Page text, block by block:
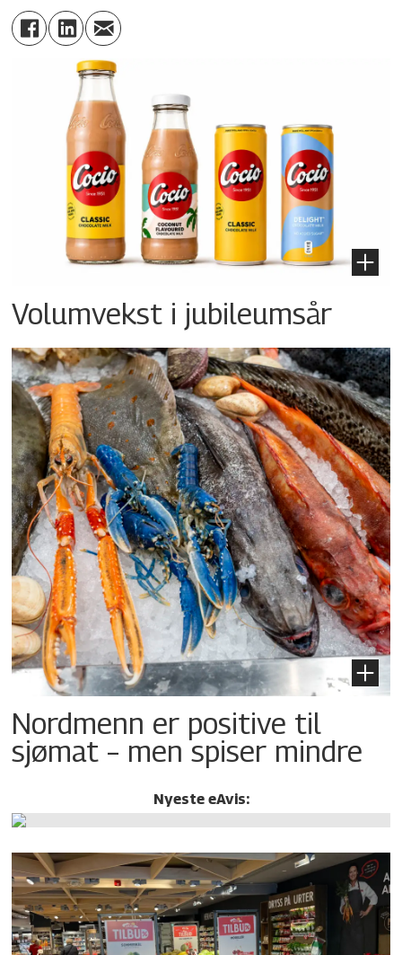
Volumvekst i jubileumsår
Nordmenn er positive til
sjømat – men spiser mindre
Nyeste eAvis: